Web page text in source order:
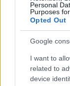
Personal
Purposes
Opted Out
Google
I want to
related to
device
FINANZA